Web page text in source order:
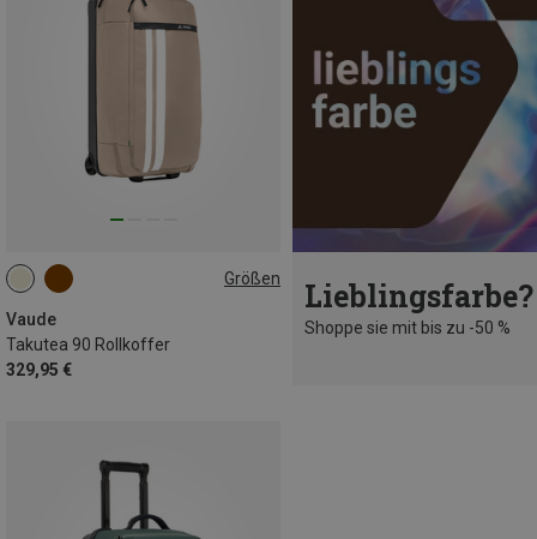
Größen
Vaude
Takutea 90 Rollkoffer
329,95 €
90L Lieblingsfarbe?
Shoppe sie mit bis zu -50 %